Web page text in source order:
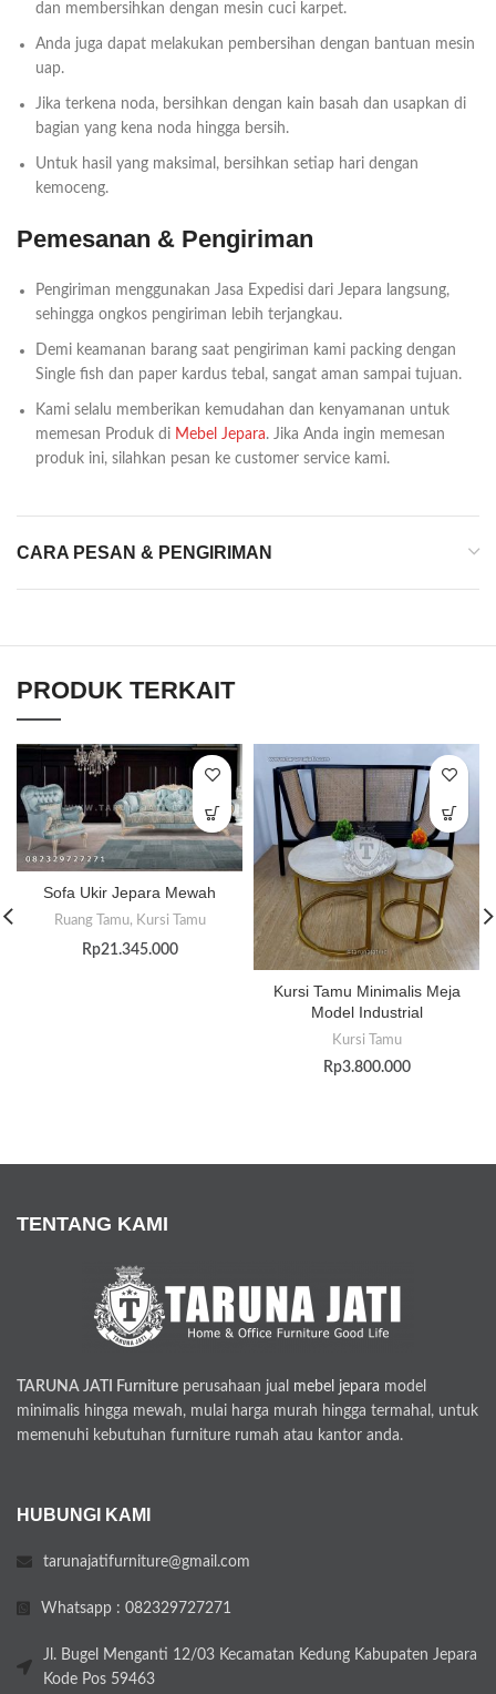
dan membersihkan dengan mesin cuci karpet.
Anda juga dapat melakukan pembersihan dengan bantuan mesin
uap.
Jika terkena noda, bersihkan dengan kain basah dan usapkan di
bagian yang kena noda hingga bersih.
Untuk hasil yang maksimal, bersihkan setiap hari dengan
kemoceng.
Pemesanan & Pengiriman
Pengiriman menggunakan Jasa Expedisi dari Jepara langsung,
sehingga ongkos pengiriman lebih terjangkau.
Demi keamanan barang saat pengiriman kami packing dengan
Single fish dan paper kardus tebal, sangat aman sampai tujuan.
Kami selalu memberikan kemudahan dan kenyamanan untuk
memesan Produk di Mebel Jepara. Jika Anda ingin memesan
produk ini, silahkan pesan ke customer service kami.
CARA PESAN & PENGIRIMAN
PRODUK TERKAIT
Sofa Ukir Jepara Mewah
Ruang Tamu, Kursi Tamu
Rp21.345.000
Kursi Tamu Minimalis Meja
Model Industrial
Kursi Tamu
Rp3.800.000
TENTANG KAMI
TARUNA JATI Furniture perusahaan jual mebel jepara model
minimalis hingga mewah, mulai harga murah hingga termahal, untuk
memenuhi kebutuhan furniture rumah atau kantor anda.
HUBUNGI KAMI
tarunajatifurniture@gmail.com
Whatsapp : 082329727271
Jl. Bugel Menganti 12/03 Kecamatan Kedung Kabupaten Jepara
Kode Pos 59463